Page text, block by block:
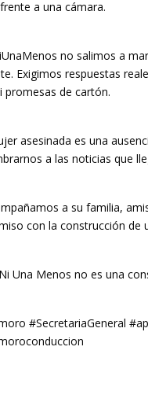
a una cámara.
no salimos a
Exigimos respuestas
promesas de cartón.
asesinada es una
a las noticias que
a su familia,
con la construcción de
Una Menos no es una
#SecretariaGeneral